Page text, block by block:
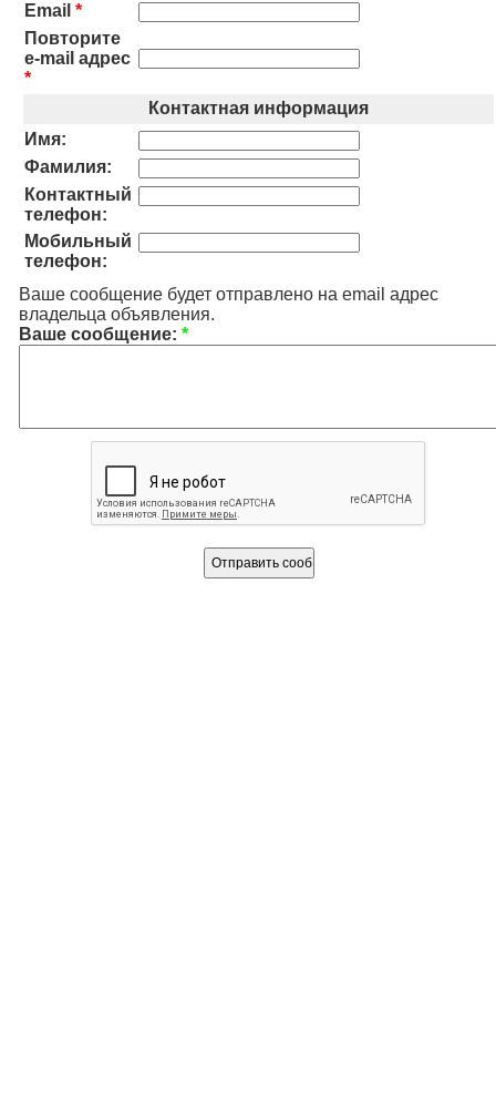
Email *
Повторите
e-mail адрес
*
Контактная информация
Имя:
Фамилия:
Контактный
телефон:
Мобильный
телефон:
Ваше сообщение будет отправлено на email адрес
владельца объявления.
Ваше сообщение: *